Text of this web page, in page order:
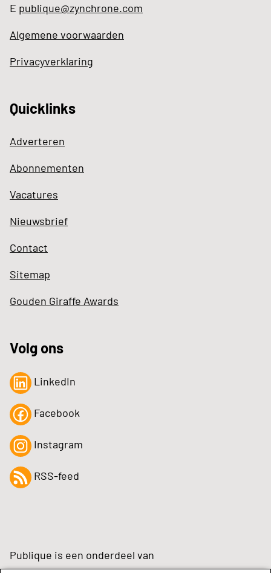
E publique@zynchrone.com
Algemene voorwaarden
Privacyverklaring
Quicklinks
Adverteren
Abonnementen
Vacatures
Nieuwsbrief
Contact
Sitemap
Gouden Giraffe Awards
Volg ons
LinkedIn
Facebook
Instagram
RSS-feed
Publique is een onderdeel van